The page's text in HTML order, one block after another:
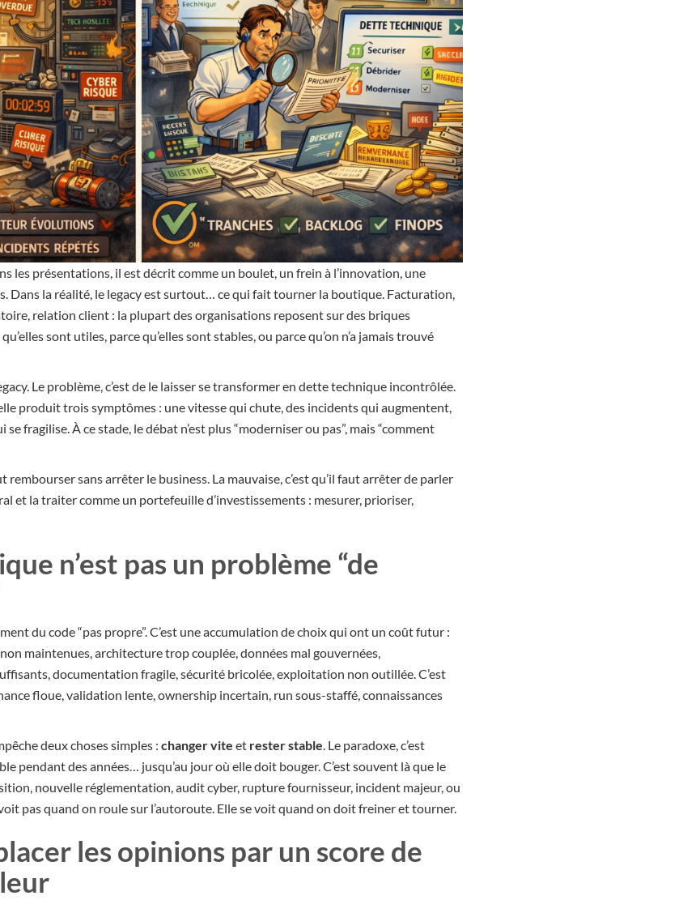
les présentations, il est décrit comme un boulet, un frein à l’innovation, une
Dans la réalité, le legacy est surtout… ce qui fait tourner la boutique. Facturation,
relation client : la plupart des organisations reposent sur des briques
sont utiles, parce qu’elles sont stables, ou parce qu’on n’a jamais trouvé
Le problème, c’est de le laisser se transformer en dette technique incontrôlée.
produit trois symptômes : une vitesse qui chute, des incidents qui augmentent,
fragilise. À ce stade, le débat n’est plus “moderniser ou pas”, mais “comment
rembourser sans arrêter le business. La mauvaise, c’est qu’il faut arrêter de parler
et la traiter comme un portefeuille d’investissements : mesurer, prioriser,
n’est pas un problème “de
du code “pas propre”. C’est une accumulation de choix qui ont un coût futur :
maintenues, architecture trop couplée, données mal gouvernées,
documentation fragile, sécurité bricolée, exploitation non outillée. C’est
floue, validation lente, ownership incertain, run sous-staffé, connaissances
deux choses simples : changer vite et rester stable. Le paradoxe, c’est
pendant des années… jusqu’au jour où elle doit bouger. C’est souvent là que le
nouvelle réglementation, audit cyber, rupture fournisseur, incident majeur, ou
pas quand on roule sur l’autoroute. Elle se voit quand on doit freiner et tourner.
les opinions par un score de